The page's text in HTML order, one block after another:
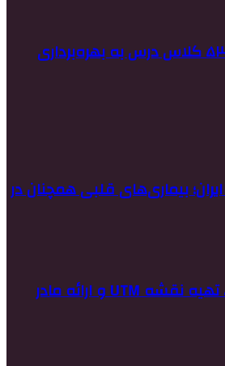
کاظمی: امروز ۵۳۰ کلاس درس به بهره‌برداری
بیماری‌های قلبی همچنان در
جزئیات ثبت ادعا، تهیه نقشه UTM و ارائه مادر